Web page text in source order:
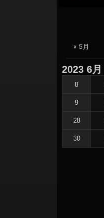
ー
シ
« 5月
2023 6月
8
9
28
30